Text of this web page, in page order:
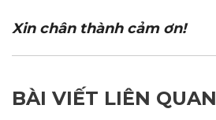
Xin chân thành cảm ơn!
BÀI VIẾT LIÊN QUAN